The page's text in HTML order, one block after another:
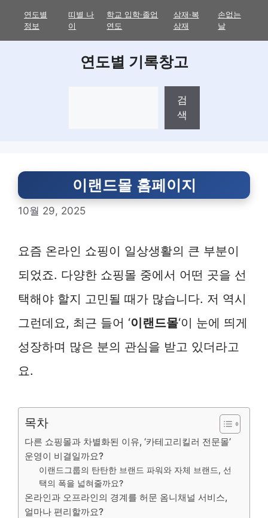
연도별
정보
띠별 나
이
학교 입학·졸업
연도
삼재·복
삼재
손없는
날
연도별 기록창고
검
색
이랜드몰 홈페이지
10월 29, 2025
요즘 온라인 쇼핑이 일상생활의 큰 부분이
되었죠. 다양한 쇼핑몰 중에서 어떤 곳을 선
택해야 할지 고민될 때가 많습니다. 저 역시
그런데요, 최근 들어 ‘이랜드몰‘이 눈에 띄게
성장하며 많은 분의 관심을 받고 있더라고
요.
목차
다른 쇼핑몰과 차별화된 이유, ‘카테고리킬러 전문몰’
운영이 비결일까요?
이랜드그룹의 탄탄한 브랜드 파워와 자체 브랜드, 선
택의 폭을 넓혀줄까요?
온라인과 오프라인의 경계를 허문 옴니채널 서비스,
얼마나 편리할까요?